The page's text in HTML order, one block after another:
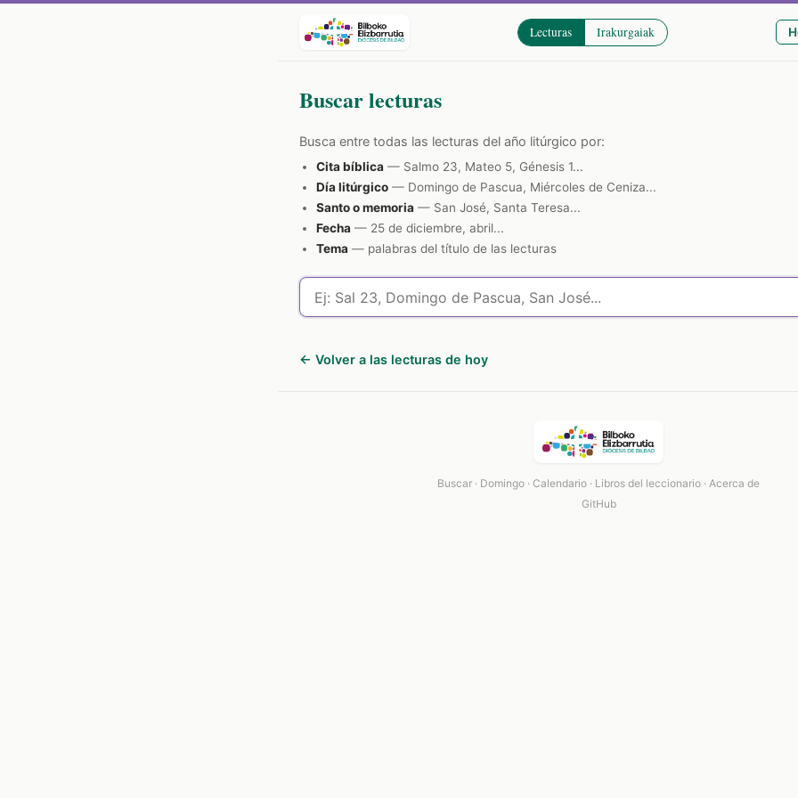
Lecturas Irakurgaiak
Buscar lecturas
Busca entre todas las lecturas del año litúrgico por:
Cita bíblica — Salmo 23, Mateo 5, Génesis 1...
Día litúrgico — Domingo de Pascua, Miércoles de Ceniza...
Santo o memoria — San José, Santa Teresa...
Fecha — 25 de diciembre, abril...
Tema — palabras del título de las lecturas
← Volver a las lecturas de hoy
Buscar · Domingo · Calendario · Libros del leccionario · Acerca de
GitHub